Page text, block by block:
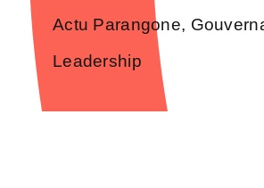
Actu Parangone,
Leadership